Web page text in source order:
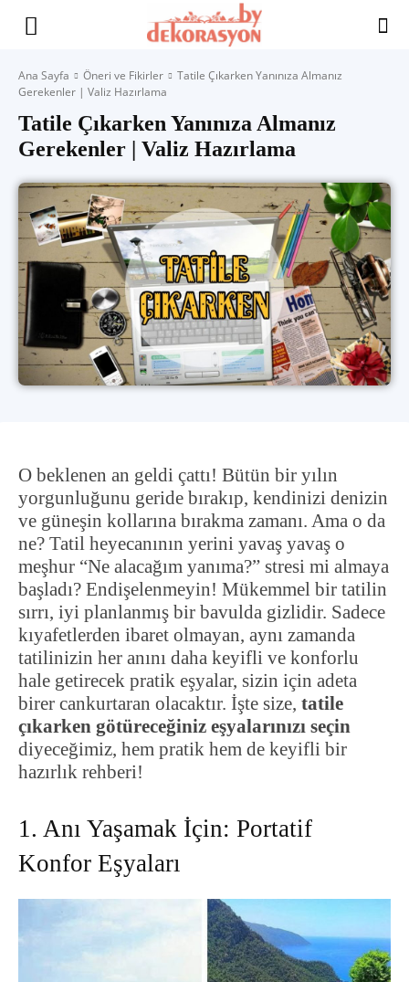
Yaşam
İlham
Ana Sayfa Öneri ve Fikirler
Tatile Çıkarken Yanınıza Almanız
Gerekenler | Valiz Hazırlama
Tatile Çıkarken Yanınıza Almanız
Gerekenler | Valiz Hazırlama
O beklenen an geldi çattı! Bütün bir yılın
yorgunluğunu geride bırakıp, kendinizi denizin
ve güneşin kollarına bırakma zamanı. Ama o da
ne? Tatil heyecanının yerini yavaş yavaş o
meşhur “Ne alacağım yanıma?” stresi mi almaya
başladı? Endişelenmeyin! Mükemmel bir tatilin
sırrı, iyi planlanmış bir bavulda gizlidir. Sadece
kıyafetlerden ibaret olmayan, aynı zamanda
tatilinizin her anını daha keyifli ve konforlu
hale getirecek pratik eşyalar, sizin için adeta
birer cankurtaran olacaktır. İşte size, tatile
çıkarken götüreceğiniz eşyalarınızı seçin
diyeceğimiz, hem pratik hem de keyifli bir
hazırlık rehberi!
1. Anı Yaşamak İçin: Portatif
Konfor Eşyaları